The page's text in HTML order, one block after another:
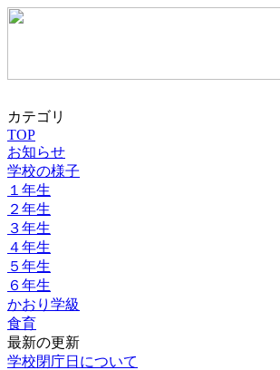
カテゴリ
TOP
お知らせ
学校の様子
１年生
２年生
３年生
４年生
５年生
６年生
かおり学級
食育
最新の更新
学校閉庁日について